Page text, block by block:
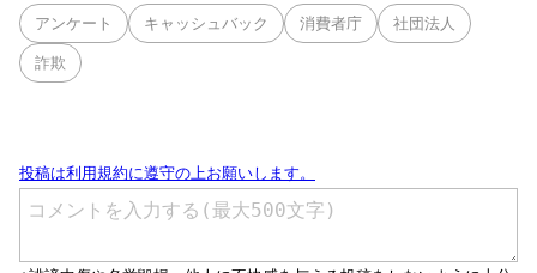
アンケート キャッシュバック 消費者庁 社団法人
詐欺